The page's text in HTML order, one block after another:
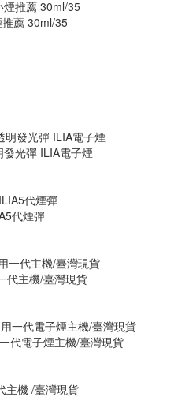
薦 30ml/35
光彈 ILIA電子煙
代煙彈
代主機/臺灣現貨
代電子煙主機/臺灣現貨